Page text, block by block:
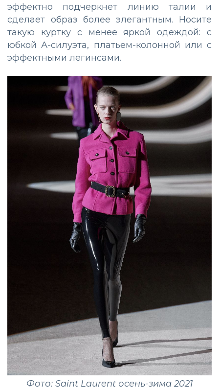
эффектно подчеркнет линию талии и
сделает образ более элегантным. Носите
такую куртку с менее яркой одеждой: с
юбкой А-силуэта, платьем-колонной или с
эффектными легинсами.
Фото: Saint Laurent осень-зима 2021